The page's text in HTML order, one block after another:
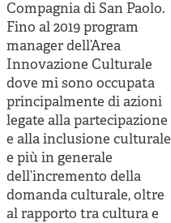
Compagnia di San Paolo.
Fino al 2019 program
manager dell’Area
Innovazione Culturale
dove mi sono occupata
principalmente di azioni
legate alla partecipazione
e alla inclusione culturale
e più in generale
dell’incremento della
domanda culturale, oltre
al rapporto tra cultura e